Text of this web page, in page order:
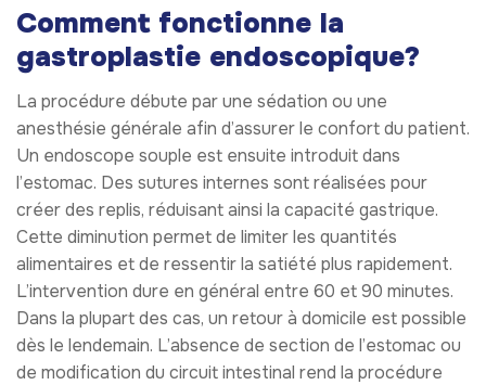
Comment fonctionne la
gastroplastie endoscopique?
La procédure débute par une sédation ou une
anesthésie générale afin d’assurer le confort du patient.
Un endoscope souple est ensuite introduit dans
l’estomac. Des sutures internes sont réalisées pour
créer des replis, réduisant ainsi la capacité gastrique.
Cette diminution permet de limiter les quantités
alimentaires et de ressentir la satiété plus rapidement.
L’intervention dure en général entre 60 et 90 minutes.
Dans la plupart des cas, un retour à domicile est possible
dès le lendemain. L’absence de section de l’estomac ou
de modification du circuit intestinal rend la procédure